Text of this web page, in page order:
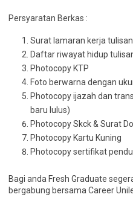
Persyaratan Berkas :
Surat lamaran kerja
Daftar riwayat hidup
Photocopy KTP
Foto berwarna dengan
Photocopy ijazah dan
baru lulus)
Photocopy Skck & Surat
Photocopy Kartu Kuning
Photocopy sertifikat
Bagi anda Fresh Graduate
bergabung bersama Career